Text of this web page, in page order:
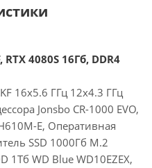
4080S 16Гб, DDR4
16x5.6 ГГц 12x4.3 ГГц
Jonsbo CR-1000 EVO,
E, Оперативная
SSD 1000Гб M.2
1Тб WD Blue WD10EZEX,